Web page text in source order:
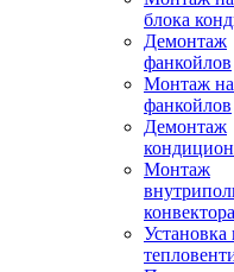
блока
Демонтаж
фанкойлов
Монтаж
фанкойлов
Демонтаж
Монтаж
конвектора
Установка